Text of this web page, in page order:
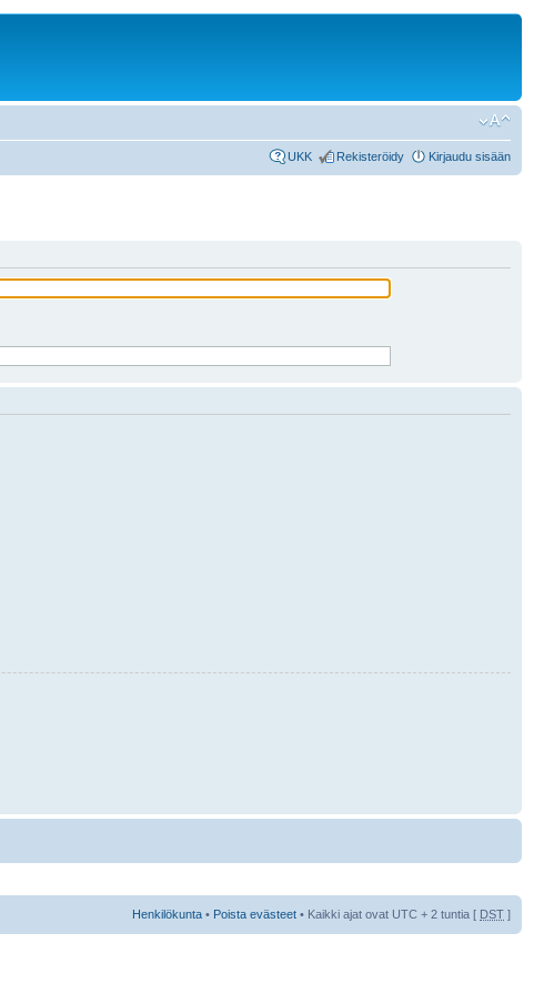
UKK Rekisteröidy Kirjaudu sisään
Henkilökunta • Poista evästeet • Kaikki ajat ovat UTC + 2 tuntia [ DST ]